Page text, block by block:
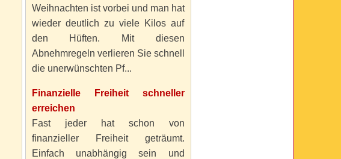
Weihnachten ist vorbei und man hat
wieder deutlich zu viele Kilos auf
den Hüften. Mit diesen
Abnehmregeln verlieren Sie schnell
die unerwünschten Pf...
Finanzielle Freiheit schneller
erreichen
Fast jeder hat schon von
finanzieller Freiheit geträumt.
Einfach unabhängig sein und